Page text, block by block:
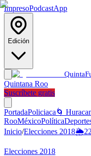
ImpresoPodcastApp
Edición
Quinta
Quintana Roo
Suscríbete gratis
PortadaPoliciaca 🌀
RooMéxicoPolítica
Inicio/Elecciones 2018🌦️22
Elecciones 2018